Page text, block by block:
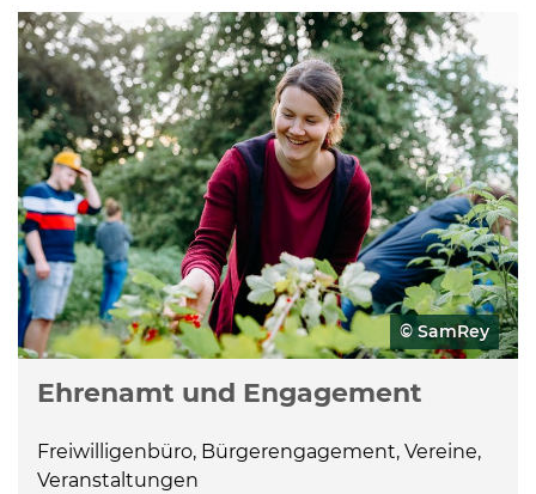
© SamRey
Ehrenamt und Engagement
Freiwilligenbüro, Bürgerengagement, Vereine,
Veranstaltungen